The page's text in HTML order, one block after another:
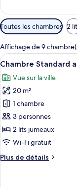
Filtres
disponibles
pour
les
chambres
Toutes les chambres 2
Affichage de 9
Afficher
toutes
les
photos
pour
ce
type
de
chambre :
Chambre
9
Chambre Standard
Vue sur la ville
20 m²
1 chambre
3 personnes
2 lits jumeaux
Wi-Fi gratuit
Plus de détails
Plus